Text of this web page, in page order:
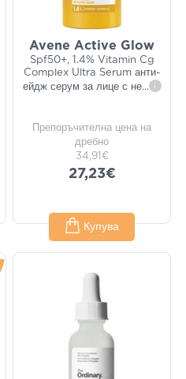
Avene Active Glow
Spf50+, 1.4% Vitamin Cg
Complex Ultra Serum анти-
ейдж серум за лице с не... i
Препоръчителна цена на
дребно
34,91€
27,23€
Купува